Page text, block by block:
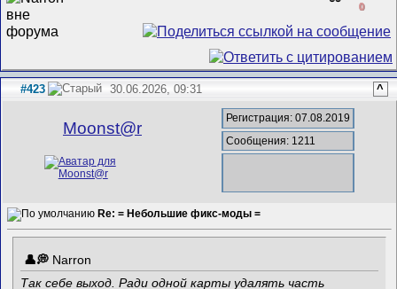
0
#423 30.06.2026, 09:31 ^
Mооnst@r
Регистрация: 07.08.2019
Сообщения: 1211
Re: = Небольшие фикс-моды =
Narron
Так себе выход. Ради одной карты удалять часть